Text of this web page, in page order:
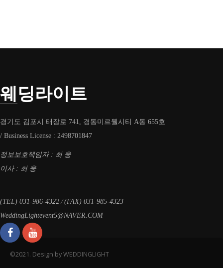
웨딩라이트
경기도 김포시 태장로 741, 경동미르웰시티 A동 655호
/ Business License : 2498701847
정보보호책임자 : 최 웅
이사 : 최 웅
(TEL) 031-986-4322/(FAX) 031-985-4323
WeddingLightevent5@NAVER.COM
©2021. Design by WEDDINGLIGHT